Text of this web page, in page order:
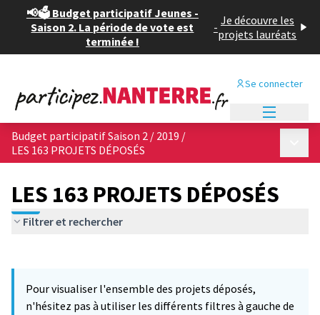
📢🗳️ Budget participatif Jeunes -
Saison 2. La période de vote est
terminée !
- Je découvre les
projets lauréats
Se connecter
Budget participatif Saison 2 / 2019 /
LES 163 PROJETS DÉPOSÉS
LES 163 PROJETS DÉPOSÉS
Filtrer et rechercher
−
Pour visualiser l'ensemble des projets déposés,
n'hésitez pas à utiliser les différents filtres à gauche de